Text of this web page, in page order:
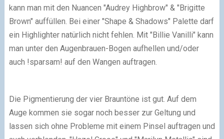
kann man mit den Nuancen "Audrey Highbrow" & "Brigitte
Brown" auffüllen. Bei einer "Shape & Shadows" Palette darf
ein Highlighter natürlich nicht fehlen. Mit "Billie Vanilli" kann
man unter den Augenbrauen-Bogen aufhellen und/oder
auch !sparsam! auf den Wangen auftragen.
Die Pigmentierung der vier Brauntöne ist gut. Auf dem
Auge kommen sie sogar noch besserzur Geltung und
lassen sich ohne Probleme mit einem Pinsel auftragen und